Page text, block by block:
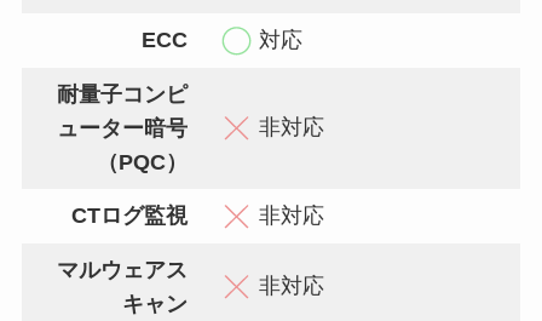
ECC 対応
耐量子コンピ
ューター暗号
（PQC）
非対応
CTログ監視 非対応
マルウェアス
キャン
非対応